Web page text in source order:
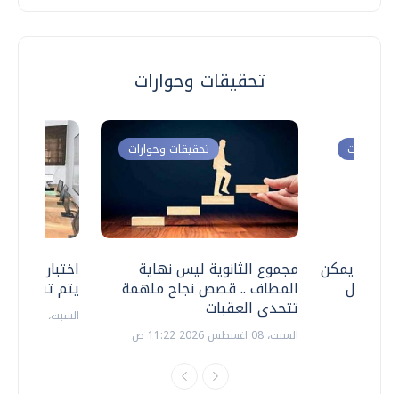
تحقيقات وحوارات
اختبارات
يتم
السبت، 18 يوليو 2026 09:22 ص
تحقيقات وحوارات
مجموع الثانوية ليس نهاية
المطاف .. قصص نجاح ملهمة
تتحدى العقبات
السبت، 08 اغسطس 2026 11:22 ص
وحوارات
.. هل يمكن
نتعامل